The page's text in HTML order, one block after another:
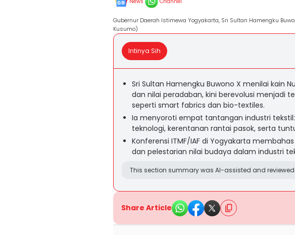
Gubernur Daerah Istimewa Yogyakarta, Sri Sultan Hamengku
Kusumo)
Intinya Sih
Sri Sultan Hamengku Buwono X menilai kain
dan nilai peradaban, kini berevolusi menjadi
seperti smart fabrics dan bio-textiles.
Ia menyoroti empat tantangan industri
teknologi, kerentanan rantai pasok, serta
Konferensi ITMF/IAF di Yogyakarta
dan pelestarian nilai budaya dalam industri
This section summary was AI-assisted and
Share Article